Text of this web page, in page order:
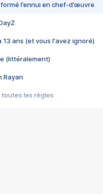
l’ennui en chef-d’œuvre
13 ans (et vous l'avez ignoré)
(littéralement)
Rayan
toutes les règles